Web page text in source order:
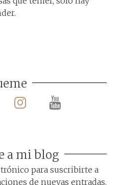
a mi blog
para suscribirte a
de nuevas entradas.